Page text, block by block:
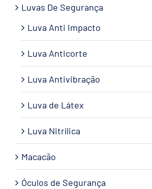
Luvas De Segurança
Luva Anti Impacto
Luva Anticorte
Luva Antivibração
Luva de Látex
Luva Nitrílica
Macacão
Óculos de Segurança